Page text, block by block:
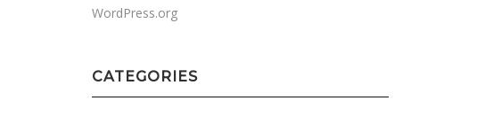
WordPress.org
CATEGORIES